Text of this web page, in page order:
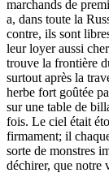
marchands de
a, dans toute la
contre, ils sont
leur loyer aussi
trouve la frontière
surtout après la
herbe fort goûtée
sur une table de
fois. Le ciel était
firmament; il
sorte de monstres
déchirer, que notre